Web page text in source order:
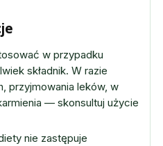
w przypadku
składnik. W razie
przyjmowania leków, w
— skonsultuj użycie
nie zastępuje